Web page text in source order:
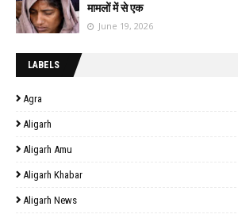
मामलों में से एक
June 19, 2026
LABELS
Agra
Aligarh
Aligarh Amu
Aligarh Khabar
Aligarh News